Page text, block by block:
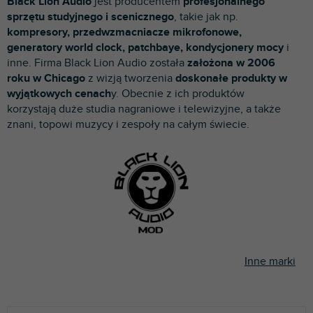
sprzętu studyjnego i scenicznego, takie jak np.
kompresory, przedwzmacniacze mikrofonowe,
generatory world clock, patchbaye, kondycjonery mocy i
inne. Firma Black Lion Audio została założona w 2006
roku w Chicago z wizją tworzenia doskonałe produkty w
wyjątkowych cenachy. Obecnie z ich produktów
korzystają duże studia nagraniowe i telewizyjne, a także
znani, topowi muzycy i zespoły na całym świecie.
Inne marki
p
r
o
d
u
k
t
ó
w